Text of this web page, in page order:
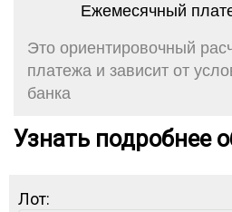
Ежемесячный
Это ориентировочный
платежа и зависит от
банка
Узнать подробнее
Лот: